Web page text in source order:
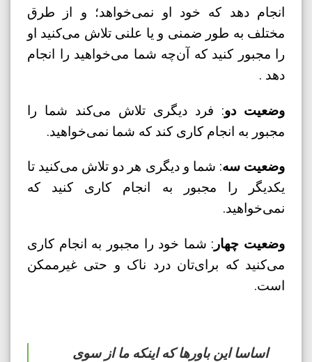
انجام دهد که خود او نمی‌خواهد؛ و از طرق
مختلف به طور ضمنی و یا علنی تلاش می‌کنید او
را مجبور کنید که آن‌چه شما می‌خواهید را انجام
دهد .
وضعیت دو: فرد دیگری تلاش می‌کند شما را
مجبور به انجام کاری کند که شما نمی‌خواهید.
وضعیت سه: شما و دیگری هر دو تلاش می‌کنید تا
یکدیگر را مجبور به انجام کاری کنید که
نمی‌خواهید.
وضعیت چهار : شما خود را مجبور به انجام کاری
می‌کنید که برای‌تان درد ناک و حتی غیرممکن
است.
اساسا این باورها که اینکه ما از سوی